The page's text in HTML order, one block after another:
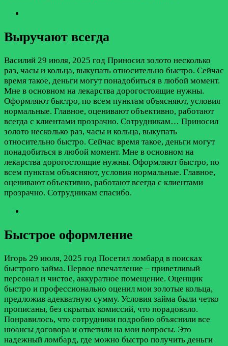
Выручают всегда
Василий 29 июля, 2025 год Приносил золото несколько
раз, часы и кольца, выкупать относительно быстро. Сейчас
время такое, деньги могут понадобиться в любой момент.
Мне в основном на лекарства дорогостоящие нужны.
Оформляют быстро, по всем пунктам объясняют, условия
нормальные. Главное, оценивают объективно, работают
всегда с клиентами прозрачно. Сотрудникам… Приносил
золото несколько раз, часы и кольца, выкупать
относительно быстро. Сейчас время такое, деньги могут
понадобиться в любой момент. Мне в основном на
лекарства дорогостоящие нужны. Оформляют быстро, по
всем пунктам объясняют, условия нормальные. Главное,
оценивают объективно, работают всегда с клиентами
прозрачно. Сотрудникам спасибо.
Быстрое оформление
Игорь 29 июля, 2025 год Посетил ломбард в поисках
быстрого займа. Первое впечатление – приветливый
персонал и чистое, аккуратное помещение. Оценщик
быстро и профессионально оценил мои золотые кольца,
предложив адекватную сумму. Условия займа были четко
прописаны, без скрытых комиссий, что порадовало.
Понравилось, что сотрудники подробно объяснили все
нюансы договора и ответили на мои вопросы. Это
надежный ломбард, где можно быстро получить деньги